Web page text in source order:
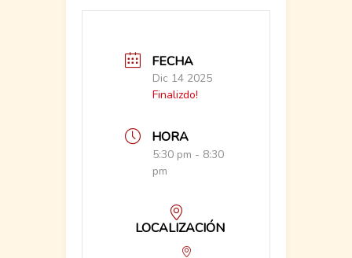
FECHA
Dic 14 2025
Finalizdo!
HORA
5:30 pm - 8:30
pm
LOCALIZACIÓN